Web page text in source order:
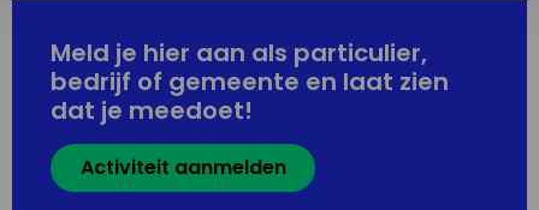
Meld je hier aan als particulier,
bedrijf of gemeente en laat zien
dat je meedoet!
Activiteit aanmelden